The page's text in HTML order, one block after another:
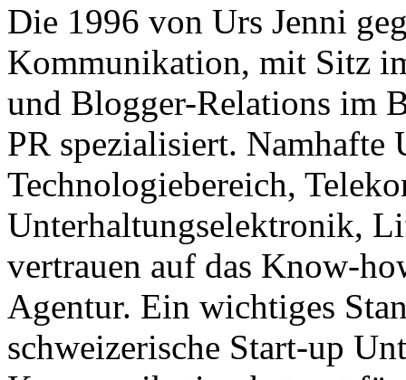
Die 1996 von Urs Jenni
Kommunikation, mit Sitz
und Blogger-Relations im
PR spezialisiert. Namhafte
Technologiebereich,
Unterhaltungselektronik,
vertrauen auf das Know-
Agentur. Ein wichtiges
schweizerische Start-up